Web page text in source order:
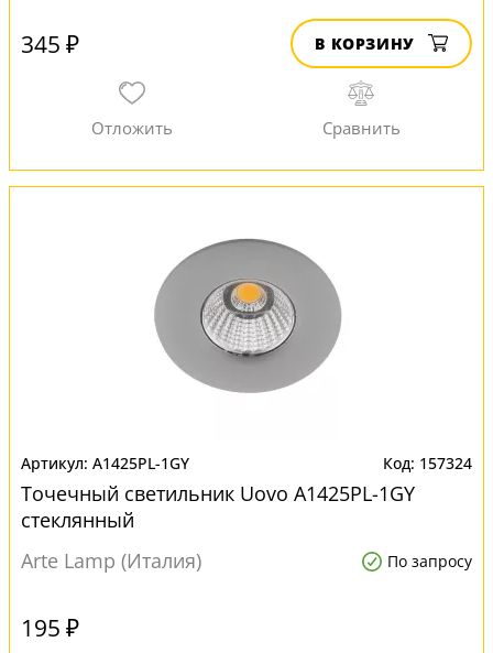
345 ₽ В КОРЗИНУ
A1425PL-1GY 157324
Точечный светильник Uovo A1425PL-1GY
стеклянный
Arte Lamp (Италия)
По запросу
195 ₽